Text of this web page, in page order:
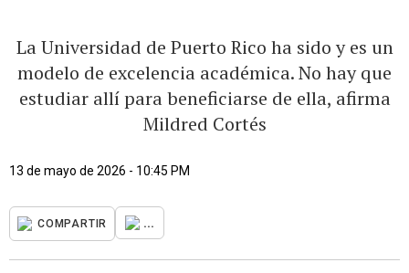
La Universidad de Puerto Rico ha sido y es un
modelo de excelencia académica. No hay que
estudiar allí para beneficiarse de ella, afirma
Mildred Cortés
13 de mayo de 2026 - 10:45 PM
COMPARTIR ...